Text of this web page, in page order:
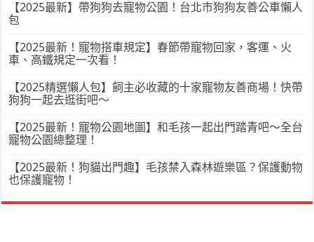
【2025最新】帶狗狗去寵物公園！台北市狗狗友善公車懶人
包
【2025最新！寵物搭車規定】春節帶寵物回家，客運、火
車、高鐵規定一次看！
【2025精選懶人包】飼主必收藏的十家寵物友善商場！快帶
狗狗一起去逛街吧～
【2025最新！寵物公園地圖】和毛孩一起出門踏青吧～全台
寵物公園總整理！
【2025最新！狗貓出門趣】毛孩禁入森林遊樂區？保護動物
也保護寵物！